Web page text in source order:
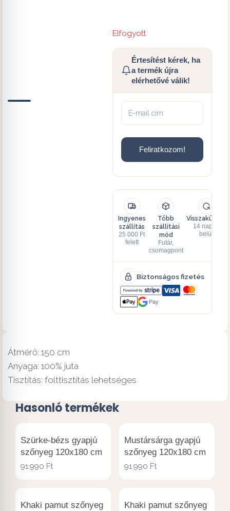
Elfogyott
Értesítést kérek, ha
a termék újra
elérhetővé válik!
Feliratkozom!
Ingyenes
szállítás
25 000 Ft
felett
Több
szállítási
mód
Futár,
csomagpont
Visszaküldés
14 napon
belül
Biztonságos fizetés
Pay
Átmérő: 150 cm
Anyaga: 100% juta
Tisztítás: folttisztítás lehetséges
Hasonló termékek
Szürke-bézs gyapjú
szőnyeg 120x180 cm
91.990 Ft
Mustársárga gyapjú
szőnyeg 120x180 cm
91.990 Ft
Khaki pamut szőnyeg
Khaki pamut szőnyeg